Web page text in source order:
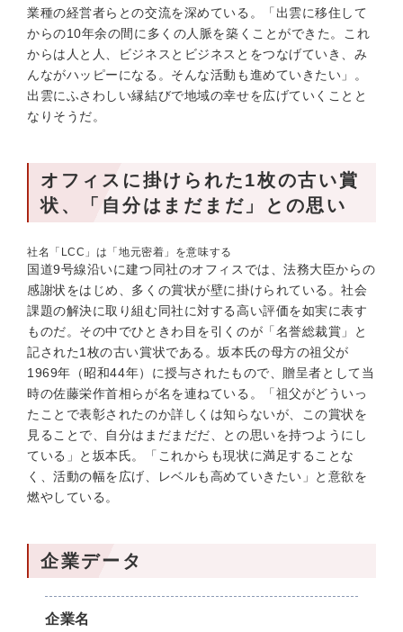
業種の経営者らとの交流を深めている。「出雲に移住して
からの10年余の間に多くの人脈を築くことができた。これ
からは人と人、ビジネスとビジネスとをつなげていき、み
んながハッピーになる。そんな活動も進めていきたい」。
出雲にふさわしい縁結びで地域の幸せを広げていくことと
なりそうだ。
オフィスに掛けられた1枚の古い賞
状、「自分はまだまだ」との思い
社名「LCC」は「地元密着」を意味する
国道9号線沿いに建つ同社のオフィスでは、法務大臣からの
感謝状をはじめ、多くの賞状が壁に掛けられている。社会
課題の解決に取り組む同社に対する高い評価を如実に表す
ものだ。その中でひときわ目を引くのが「名誉総裁賞」と
記された1枚の古い賞状である。坂本氏の母方の祖父が
1969年（昭和44年）に授与されたもので、贈呈者として当
時の佐藤栄作首相らが名を連ねている。「祖父がどういっ
たことで表彰されたのか詳しくは知らないが、この賞状を
見ることで、自分はまだまだだ、との思いを持つようにし
ている」と坂本氏。「これからも現状に満足することな
く、活動の幅を広げ、レベルも高めていきたい」と意欲を
燃やしている。
企業データ
企業名